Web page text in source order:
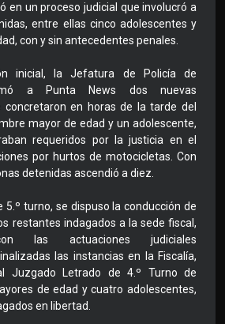
en un proceso judicial que involucró a
entre ellas cinco adolescentes y
con y sin antecedentes penales.
inicial, la Jefatura de Policía de
a Punta News dos nuevas
concretaron en horas de la tarde del
mayor de edad y un adolescente,
requeridos por la justicia en el
por hurtos de motocicletas. Con
detenidas ascendió a diez.
5.º turno, se dispuso la conducción de
restantes indagados a la sede fiscal,
las actuaciones judiciales
las instancias en la Fiscalía,
Juzgado Letrado de 4.º Turno de
de edad y cuatro adolescentes,
en libertad.